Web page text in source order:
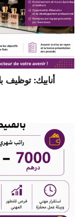
أنابيك: توظيف